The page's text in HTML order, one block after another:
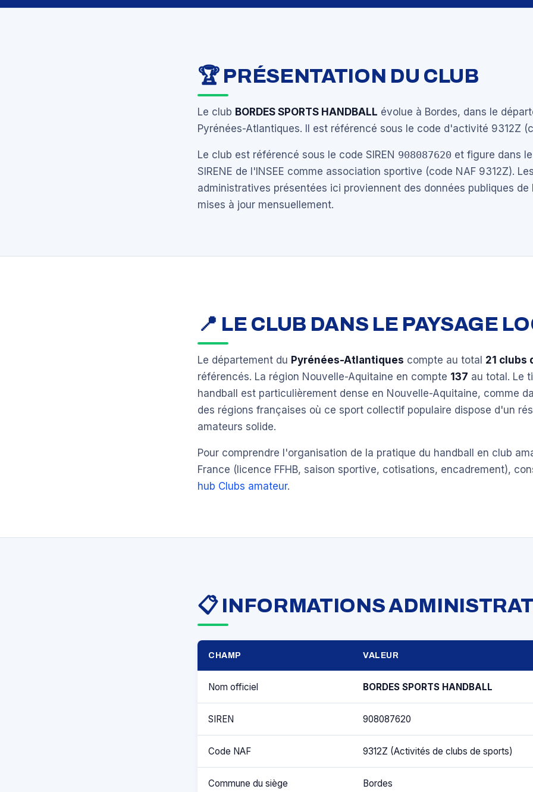
🏆 PRÉSENTATION DU CLUB
Le club BORDES SPORTS HANDBALL évolue à Bordes, dans le
Pyrénées-Atlantiques. Il est référencé sous le code d'activité 9312Z
Le club est référencé sous le code SIREN 908087620 et figure dans
SIRENE de l'INSEE comme association sportive (code NAF 9312Z).
administratives présentées ici proviennent des données publiques de
mises à jour mensuellement.
📍 LE CLUB DANS LE PAYSAGE
Le département du Pyrénées-Atlantiques compte au total 21 clubs
référencés. La région Nouvelle-Aquitaine en compte 137 au total. Le
handball est particulièrement dense en Nouvelle-Aquitaine, comme
des régions françaises où ce sport collectif populaire dispose d'un
amateurs solide.
Pour comprendre l'organisation de la pratique du handball en club
France (licence FFHB, saison sportive, cotisations, encadrement),
hub Clubs amateur.
📋 INFORMATIONS
CHAMP VALEUR
Nom officiel BORDES SPORTS HANDBALL
SIREN 908087620
Code NAF 9312Z (Activités de clubs de sports)
Commune du siège Bordes